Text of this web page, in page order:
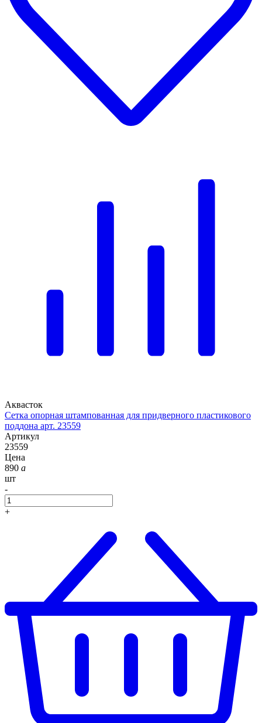
Аквасток
Сетка опорная штампованная для придверного пластикового
поддона арт. 23559
Артикул
23559
Цена
890 a
шт
-
+